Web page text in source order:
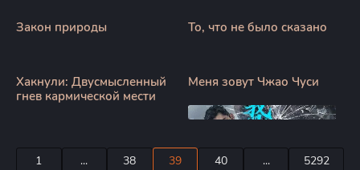
Закон природы То, что не было сказано
Хакнули: Двусмысленный
гнев кармической мести
Меня зовут Чжао Чуси
1 ... 38 39 40 ... 5292